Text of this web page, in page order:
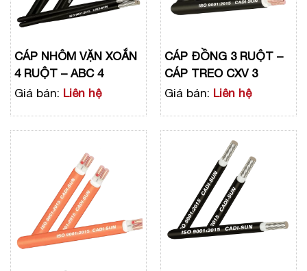
CÁP NHÔM VẶN XOẮN
4 RUỘT – ABC 4
Giá bán: Liên hệ
CÁP ĐỒNG 3 RUỘT –
CÁP TREO CXV 3
Giá bán: Liên hệ